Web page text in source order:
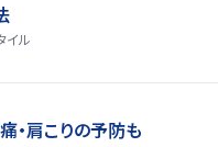
イル
・肩こりの予防も